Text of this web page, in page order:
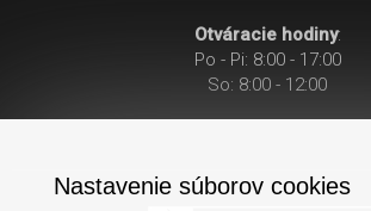
Otváracie hodiny:
Po - Pi: 8:00 - 17:00
So: 8:00 - 12:00
Nastavenie súborov cookies